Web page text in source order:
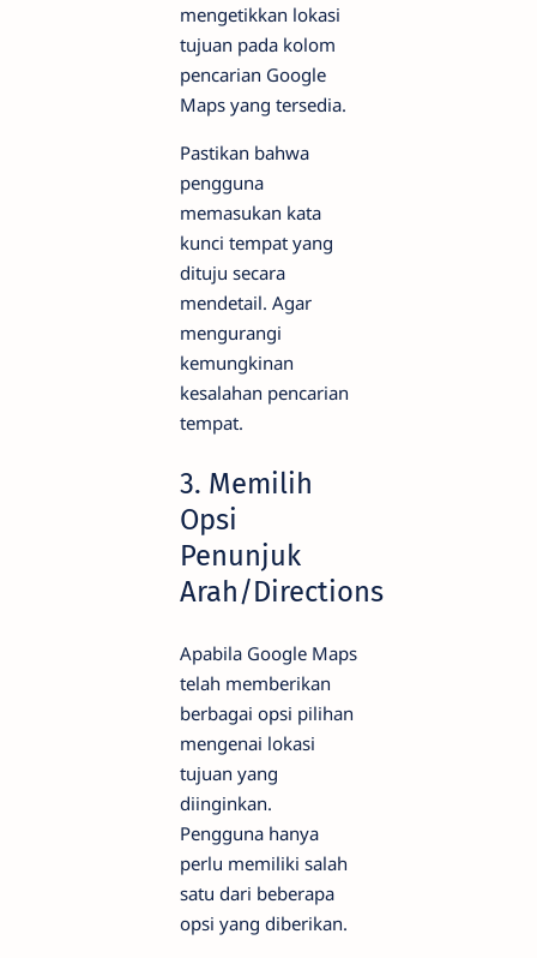
mengetikkan lokasi
tujuan pada kolom
pencarian Google
Maps yang tersedia.
Pastikan bahwa
pengguna
memasukan kata
kunci tempat yang
dituju secara
mendetail. Agar
mengurangi
kemungkinan
kesalahan pencarian
tempat.
3. Memilih
Opsi
Penunjuk
Arah/Directions
Apabila Google Maps
telah memberikan
berbagai opsi pilihan
mengenai lokasi
tujuan yang
diinginkan.
Pengguna hanya
perlu memiliki salah
satu dari beberapa
opsi yang diberikan.